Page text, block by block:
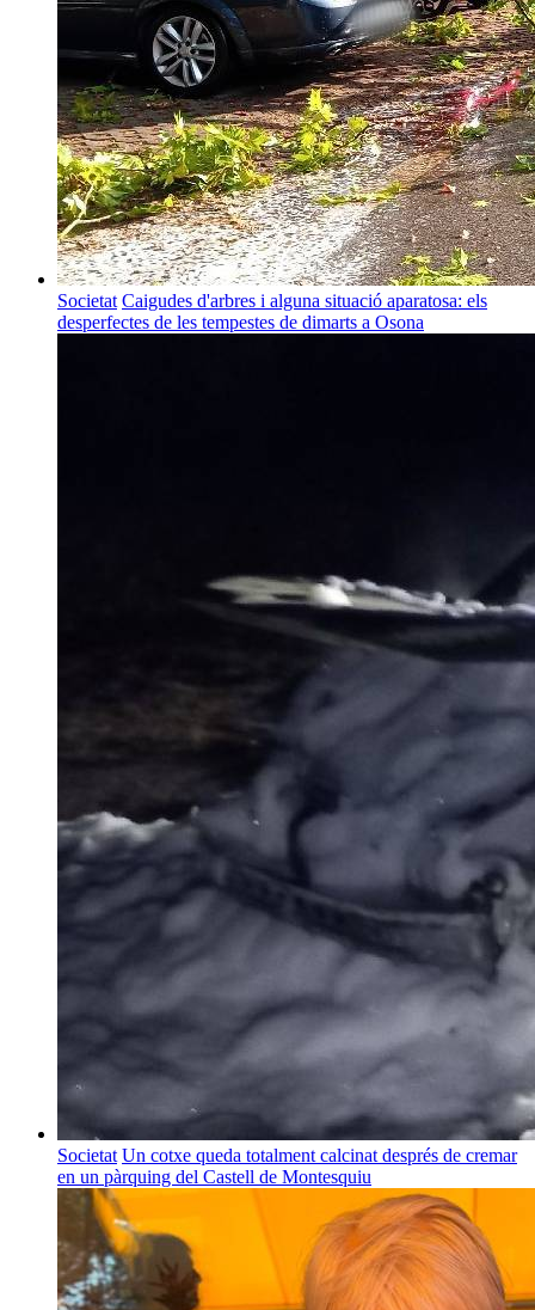
Societat Caigudes d'arbres i alguna situació aparatosa: els
desperfectes de les tempestes de dimarts a Osona
Societat Un cotxe queda totalment calcinat després de cremar
en un pàrquing del Castell de Montesquiu